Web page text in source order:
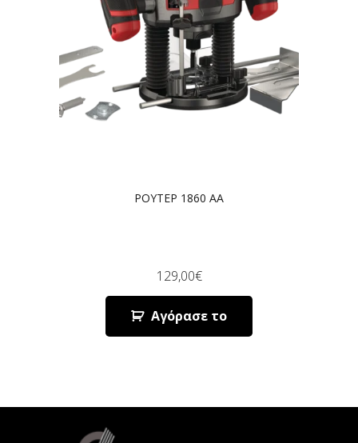
ΡΟΥΤΕΡ 1860 AA
129,00€
Αγόρασε το